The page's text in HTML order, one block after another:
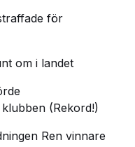
för
om i landet
(Rekord!)
Ren vinnare